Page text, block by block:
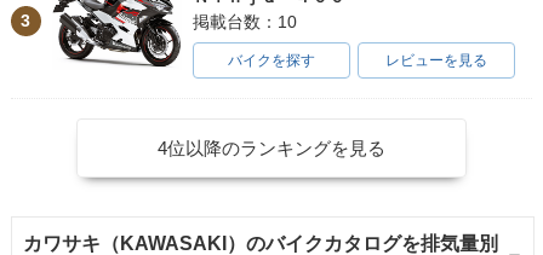
3
掲載台数：10
バイクを探す レビューを見る
4位以降のランキングを見る
カワサキ（KAWASAKI）のバイクカタログを排気量別